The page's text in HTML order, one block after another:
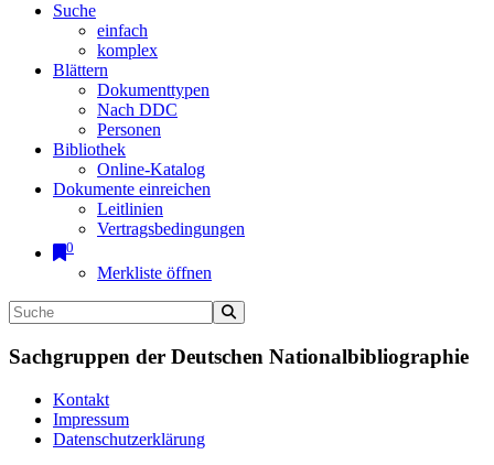
Suche
einfach
komplex
Blättern
Dokumenttypen
Nach DDC
Personen
Bibliothek
Online-Katalog
Dokumente einreichen
Leitlinien
Vertragsbedingungen
0
Merkliste öffnen
Sachgruppen der Deutschen Nationalbibliographie
Kontakt
Impressum
Datenschutzerklärung